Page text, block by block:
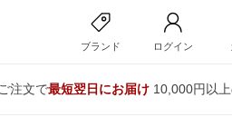
ブランド ログイン
注文で最短翌日にお届け10,000円以